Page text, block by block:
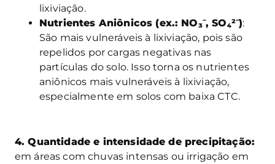
lixiviação.
Nutrientes Aniônicos (ex.: NO₃⁻, SO₄²⁻):
São mais vulneráveis à lixiviação, pois são
repelidos por cargas negativas nas
partículas do solo. Isso torna os nutrientes
aniônicos mais vulneráveis à lixiviação,
especialmente em solos com baixa CTC.
4. Quantidade e intensidade de precipitação:
em áreas com chuvas intensas ou irrigação em